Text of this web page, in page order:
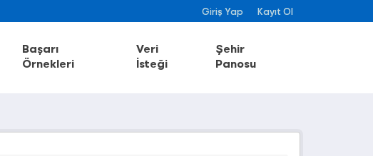
Giriş Yap Kayıt Ol
Başarı
Örnekleri
Veri
İsteği
Şehir
Panosu